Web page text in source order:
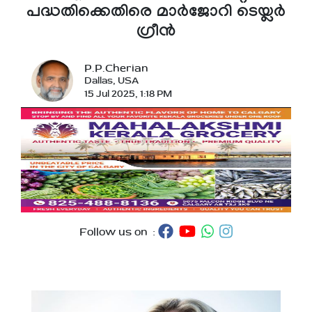
പദ്ധതിക്കെതിരെ മാർജോറി ടെയ്ലർ
ഗ്രീൻ
P.P.Cherian
Dallas, USA
15 Jul 2025, 1:18 PM
Follow us on :